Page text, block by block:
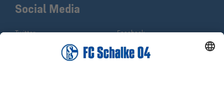
Social Media
Twitter
Facebook
YouTube